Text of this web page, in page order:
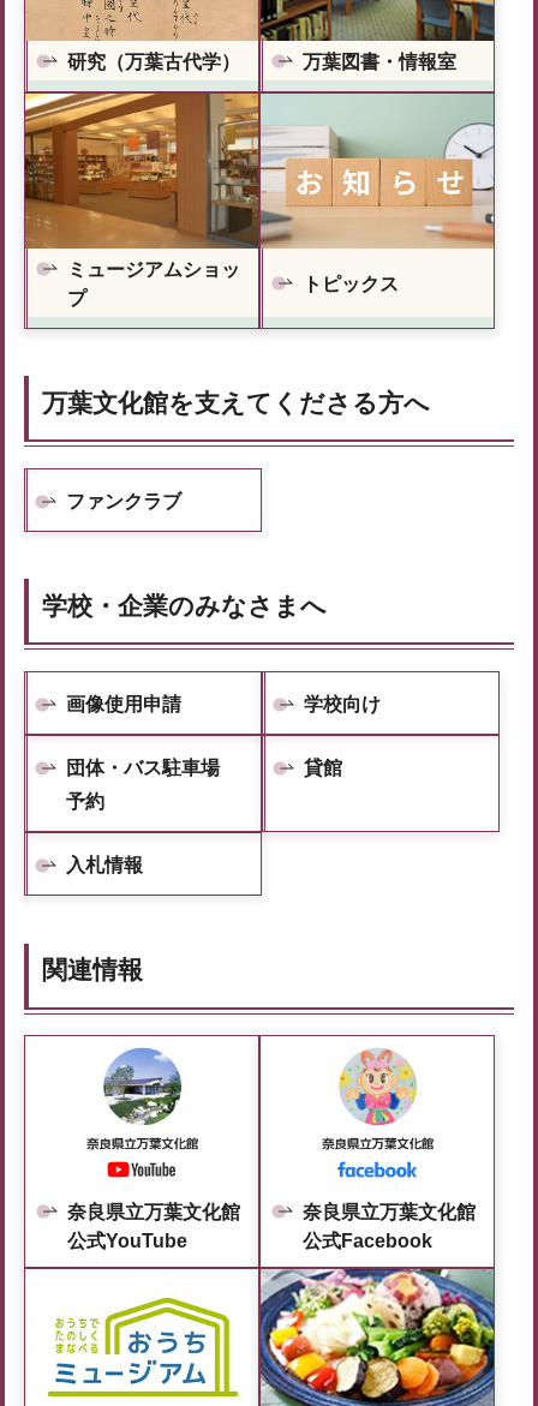
研究（万葉古代学） 万葉図書・情報室
ミュージアムショッ
プ
トピックス
万葉文化館を支えてくださる方へ
ファンクラブ
学校・企業のみなさまへ
画像使用申請 学校向け
団体・バス駐車場
予約
貸館
入札情報
関連情報
奈良県立万葉文化館
公式YouTube
奈良県立万葉文化館
公式Facebook